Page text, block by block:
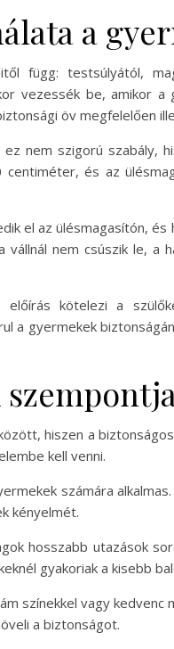
a
függ: testsúlyától,
vezessék be, amikor a
öv megfelelően
nem szigorú szabály,
és az
el az ülésmagasítón, és
nem csúszik le, a
előírás kötelezi a
a gyermekek
hiszen a
kell venni.
számára
kényelmét.
hosszabb utazások
gyakoriak a kisebb
színekkel vagy kedvenc
a biztonságot.